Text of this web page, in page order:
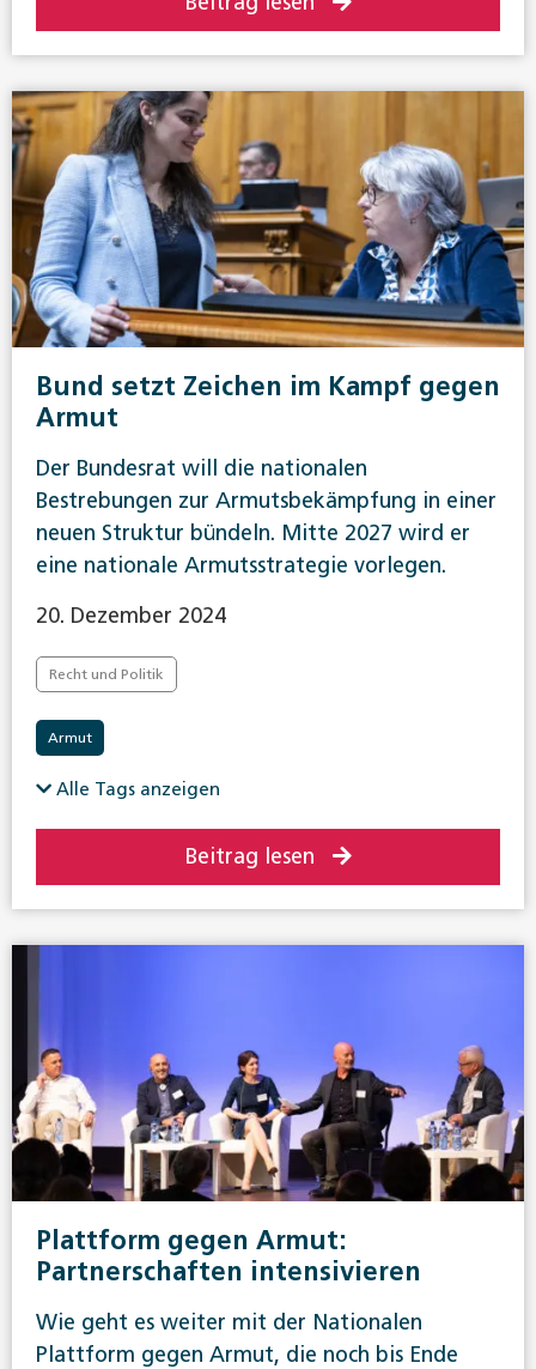
Bund setzt Zeichen im Kampf gegen
Armut
Der Bundesrat will die nationalen
Bestrebungen zur Armutsbekämpfung in einer
neuen Struktur bündeln. Mitte 2027 wird er
eine nationale Armutsstrategie vorlegen.
20. Dezember 2024
Recht und Politik
Armut
Alle Tags anzeigen
Beitrag lesen
Plattform gegen Armut:
Partnerschaften intensivieren
Wie geht es weiter mit der Nationalen
Plattform gegen Armut, die noch bis Ende